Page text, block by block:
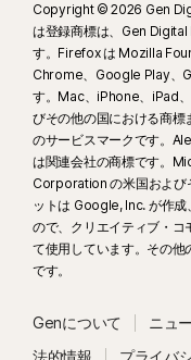
Microsoft
対応の
Mac® オペ
macOS
利用できな
ートン ファ
ム。
Android™ オ
Android
ColorOS
されている
Mac®オペレ
最新および2
載したMac
Android™オ
Android 10.0
ルされてい
Android TV
iOS オペレ
最新および
たApple TV
年ごとにまたは月ごとに
35 日前までに請求されま
れた電子メールが事前に
なる場合があります。ま
は、こちらに記載されて
こちらから当社までお問
キャンセルと返金:月間ラ
ライセンスの場合は初回
ャンセルして料金の全額
キャンセルおよび返金ポ
。
Copyright © 2026 Gen
は登録商標は、Gen Digital
す。Firefox は Mozilla
Chrome、Google Play、
す。Mac、iPhone、iPad
びその他の国における商
のサービスマークです。
は関連会社の商標です。
Corporation の米国および
ットは Google, Inc. が作
ので、クリエイティブ・
て使用しています。その他
です。
Genについて ニュ